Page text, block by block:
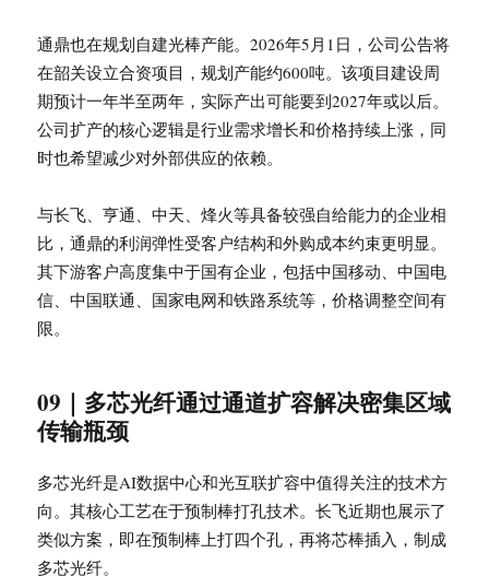
通鼎也在规划自建光棒产能。2026年5月1日，公司公告将
在韶关设立合资项目，规划产能约600吨。该项目建设周
期预计一年半至两年，实际产出可能要到2027年或以后。
公司扩产的核心逻辑是行业需求增长和价格持续上涨，同
时也希望减少对外部供应的依赖。
与长飞、亨通、中天、烽火等具备较强自给能力的企业相
比，通鼎的利润弹性受客户结构和外购成本约束更明显。
其下游客户高度集中于国有企业，包括中国移动、中国电
信、中国联通、国家电网和铁路系统等，价格调整空间有
限。
09｜多芯光纤通过通道扩容解决密集区域
传输瓶颈
多芯光纤是AI数据中心和光互联扩容中值得关注的技术方
向。其核心工艺在于预制棒打孔技术。长飞近期也展示了
类似方案，即在预制棒上打四个孔，再将芯棒插入，制成
多芯光纤。